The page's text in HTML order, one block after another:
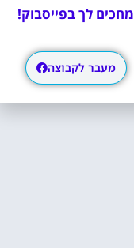
מחכים לך בפייסבוק!
מעבר לקבוצה